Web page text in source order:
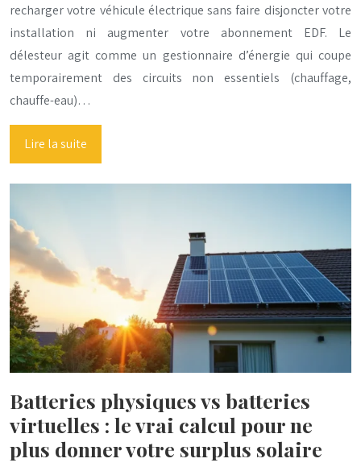
recharger votre véhicule électrique sans faire disjoncter votre
installation ni augmenter votre abonnement EDF. Le
délesteur agit comme un gestionnaire d’énergie qui coupe
temporairement des circuits non essentiels (chauffage,
chauffe-eau)…
Lire la suite
Batteries physiques vs batteries
virtuelles : le vrai calcul pour ne
plus donner votre surplus solaire